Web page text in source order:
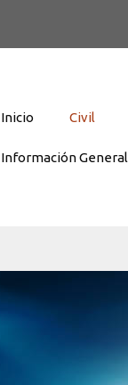
Inicio Civil
Información General